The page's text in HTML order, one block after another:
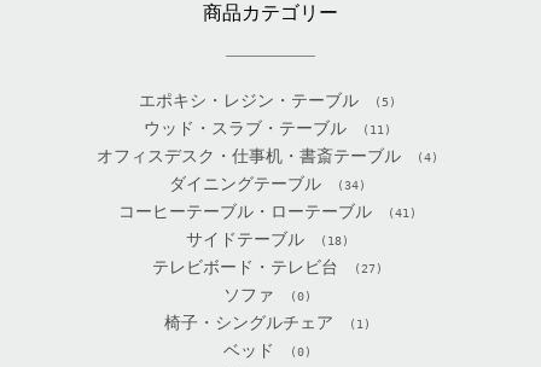
商品カテゴリー
エポキシ・レジン・テーブル (5)
ウッド・スラブ・テーブル (11)
オフィスデスク・仕事机・書斎テーブル (4)
ダイニングテーブル (34)
コーヒーテーブル・ローテーブル (41)
サイドテーブル (18)
テレビボード・テレビ台 (27)
ソファ (0)
椅子・シングルチェア (1)
ベッド (0)